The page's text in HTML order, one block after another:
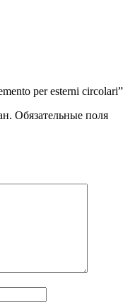
per esterni circolari”
Обязательные поля